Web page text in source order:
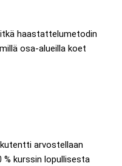
haastattelumetodin
osa-alueilla koet
arvostellaan
kurssin lopullisesta